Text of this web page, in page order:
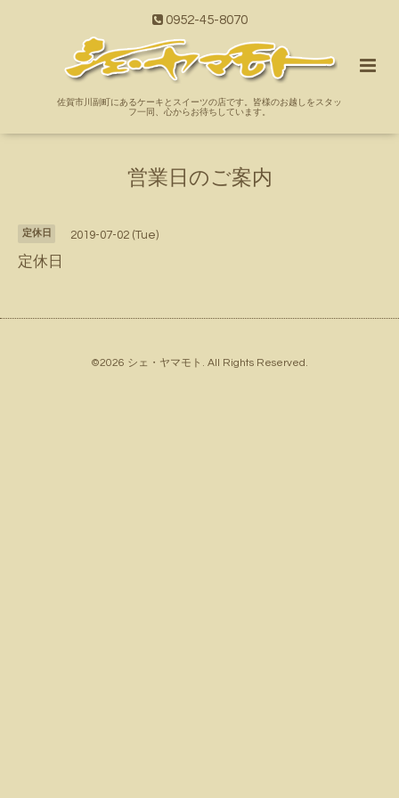
0952-45-8070
佐賀市川副町にあるケーキとスイーツの店です。皆様のお越しをスタッ
フ一同、心からお待ちしています。
営業日のご案内
定休日 2019-07-02 (Tue)
定休日
©2026 シェ・ヤマモト . All Rights Reserved.